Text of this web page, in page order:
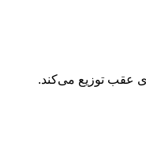
عقب توزیع می‌کند.